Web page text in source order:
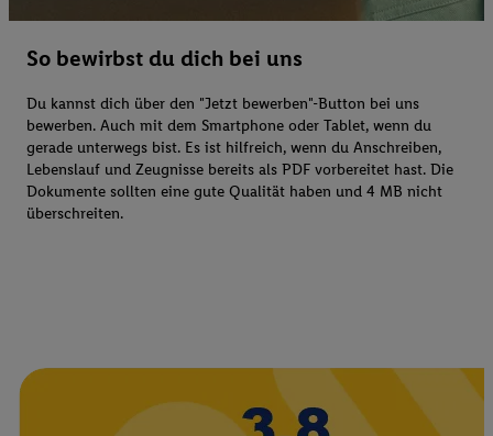
So bewirbst du dich bei uns
Du kannst dich über den "Jetzt bewerben"-Button bei uns
bewerben. Auch mit dem Smartphone oder Tablet, wenn du
gerade unterwegs bist. Es ist hilfreich, wenn du Anschreiben,
Lebenslauf und Zeugnisse bereits als PDF vorbereitet hast. Die
Dokumente sollten eine gute Qualität haben und 4 MB nicht
überschreiten.